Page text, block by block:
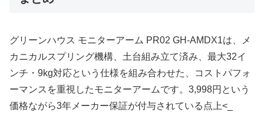
グリーンハウス モニターアーム PR02 GH-AMDX1は、メ
カニカルスプリング機構、土台組み立て済み、最大32イ
ンチ・9kg対応という仕様を組み合わせた、コストパフォ
ーマンスを重視したモニターアームです。3,998円という
価格ながら3年メーカー保証が付与されている点上<_